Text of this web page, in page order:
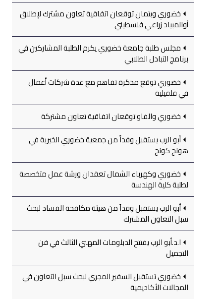
خضوري وبتمان توقعان اتفاقية تعاون مشترك لإطلاق
أوالمبياد زراعي فلسطيني
مجلس طلبة جامعة خضوري يكرم الطلبة المشاركين في
برنامج التبادل الطلابي
خضوري توقع مذكرة تفاهم مع عدة شركات أعمال
في قلقيلية
خضوري والفاو توقعان اتفاقية تعاون مشتركة
أبو الرب يستقبل وفداً من جمعية خضوري الخيرية في
هونج كونج
خضوري وكهرباء الشمال تعقدان ورشة عمل متخصصة
لطلبة كلية الهندسة
أبو الرب يستقبل وفداً من هيئة مكافحة الفساد لبحث
سبل التعاون المشترك
ا.د.أبو الرب يفتتح الدبلومات المهني الثالث في فن
التجميل
خضوري تستقبل السفير المجري لبحث سبل التعاون في
المجالات الأكاديمية